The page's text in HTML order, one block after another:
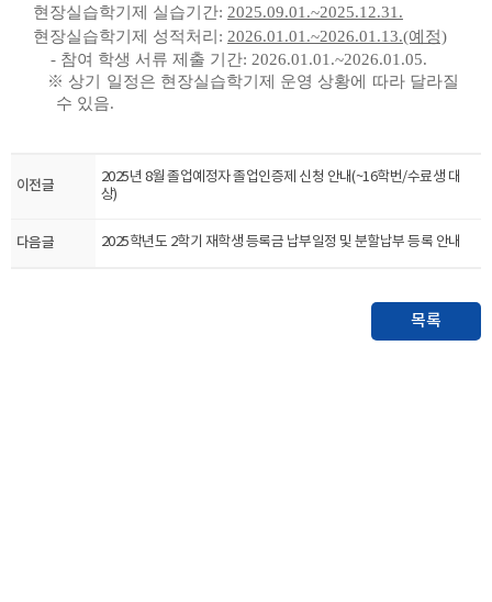
현장실습학기제 실습기간: 2025.09.01.~2025.12.31.
현장실습학기제 성적처리: 2026.01.01.~2026.01.13.(예정)
- 참여 학생 서류 제출 기간: 2026.01.01.~2026.01.05.
※ 상기 일정은 현장실습학기제 운영 상황에 따라 달라질
수 있음.
이전글
2025년 8월 졸업예정자 졸업인증제 신청 안내(~16학번/수료생 대
상)
다음글 2025학년도 2학기 재학생 등록금 납부일정 및 분할납부 등록 안내
목록